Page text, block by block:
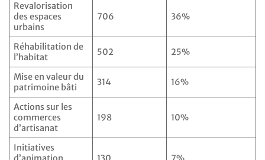
Revalorisation
des espaces
urbains
706 36%
Réhabilitation de
l’habitat
502 25%
Mise en valeur du
patrimoine bâti
314 16%
Actions sur les
commerces
d’artisanat
198 10%
Initiatives